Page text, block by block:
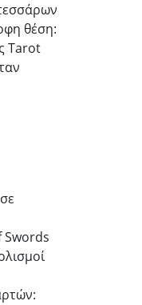
θέση:
Tarot
Swords